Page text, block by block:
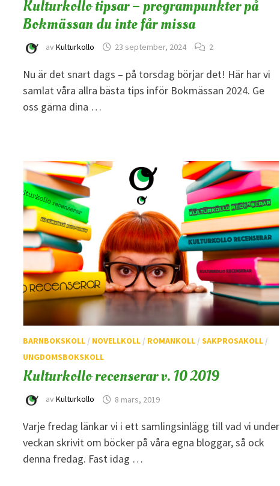
Kulturkollo tipsar – programpunkter på
Bokmässan du inte får missa
avKulturkollo 23 september, 2024 2
Nu är det snart dags – på torsdag börjar det! Här har vi
samlat våra allra bästa tips inför Bokmässan 2024. Ge
oss gärna dina …
BARNBOKSKOLL / NOVELLKOLL / ROMANKOLL /SAKPROSAKOLL /
UNGDOMSBOKSKOLL
Kulturkollo recenserar v. 10 2019
avKulturkollo 8 mars, 2019
Varje fredag länkar vi i ett samlingsinlägg till vad vi under
veckan skrivit om böcker på våra egna bloggar, så ock
denna fredag. Fast idag …